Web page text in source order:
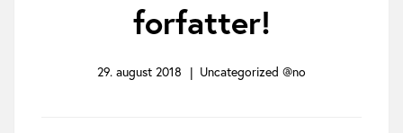
forfatter!
29. august 2018 Uncategorized @no